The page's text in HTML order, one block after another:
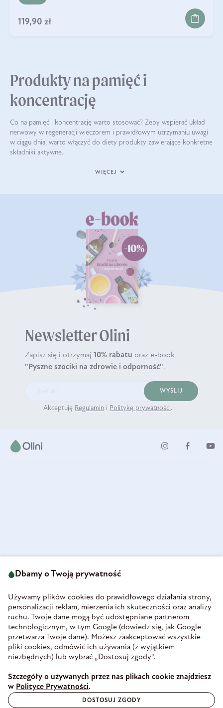
119,90 zł
Produkty na pamięć i
koncentrację
Co na pamięć i koncentrację warto stosować? Żeby wspierać układ
nerwowy w regeneracji wieczorem i prawidłowym utrzymaniu uwagi
w ciągu dnia, warto włączyć do diety produkty zawierające konkretne
składniki aktywne.
WIĘCEJ
Newsletter Olini
Zapisz się i otrzymaj 10% rabatu oraz e-book
"Pyszne szociki na zdrowie i odporność".
WYŚLIJ
Akceptuję Regulamin i Politykę prywatności.
58-160 Świebodzice
REGON 890213034
INFORMACJE
PŁATNOŚĆ I DOSTAWA
WIEDZA
ZAUFANE PŁATNOŚCI
WSPÓŁPRACA
Dbamy o Twoją prywatność
Używamy plików cookies do prawidłowego działania strony,
personalizacji reklam, mierzenia ich skuteczności oraz analizy
ruchu. Twoje dane mogą być udostępniane partnerom
technologicznym, w tym Google (dowiedz się, jak Google
przetwarza Twoje dane). Możesz zaakceptować wszystkie
pliki cookies, odmówić ich używania (z wyjątkiem
niezbędnych) lub wybrać „Dostosuj zgody".
Szczegóły o używanych przez nas plikach cookie znajdziesz
w Polityce Prywatności.
DOSTOSUJ ZGODY